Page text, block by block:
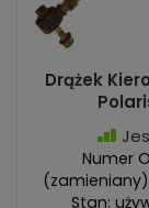
Drążek
Numer
(zamieniany):
Stan: